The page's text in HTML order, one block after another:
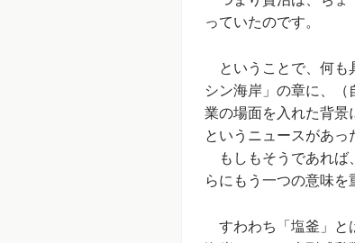
っていたのです。
ということで、何も
シン海岸」の章に、
業の場面を入れた背景
というニュースがあっ
もしもそうであれば
らにもう一つの意味を
すわわち「塩釜」と